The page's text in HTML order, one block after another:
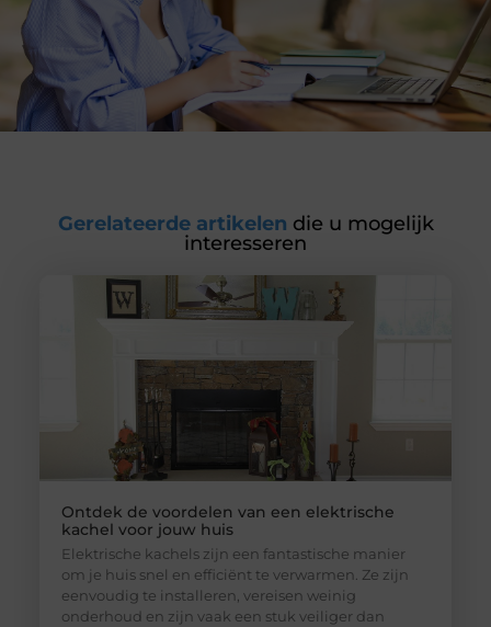
Gerelateerde artikelen die u mogelijk
interesseren
Ontdek de voordelen van een elektrische
kachel voor jouw huis
Elektrische kachels zijn een fantastische manier
om je huis snel en efficiënt te verwarmen. Ze zijn
eenvoudig te installeren, vereisen weinig
onderhoud en zijn vaak een stuk veiliger dan